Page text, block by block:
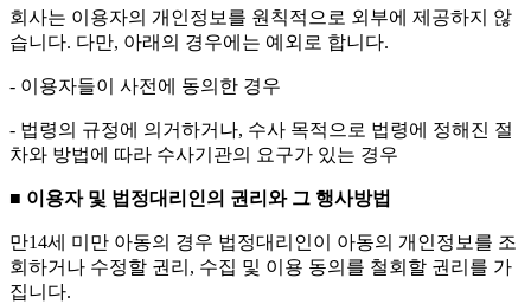
회사는 이용자의 개인정보를 원칙적으로 외부에 제공하지 않
습니다. 다만, 아래의 경우에는 예외로 합니다.
- 이용자들이 사전에 동의한 경우
- 법령의 규정에 의거하거나, 수사 목적으로 법령에 정해진 절
차와 방법에 따라 수사기관의 요구가 있는 경우
■ 이용자 및 법정대리인의 권리와 그 행사방법
만14세 미만 아동의 경우 법정대리인이 아동의 개인정보를 조
회하거나 수정할 권리, 수집 및 이용 동의를 철회할 권리를 가
집니다.